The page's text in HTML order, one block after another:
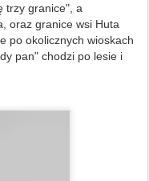
trzy granice", a
oraz granice wsi Huta
po okolicznych wioskach
pan" chodzi po lesie i